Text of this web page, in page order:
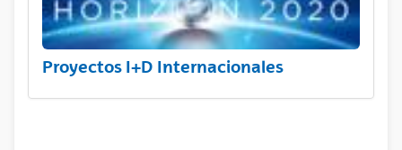
Proyectos I+D Internacionales